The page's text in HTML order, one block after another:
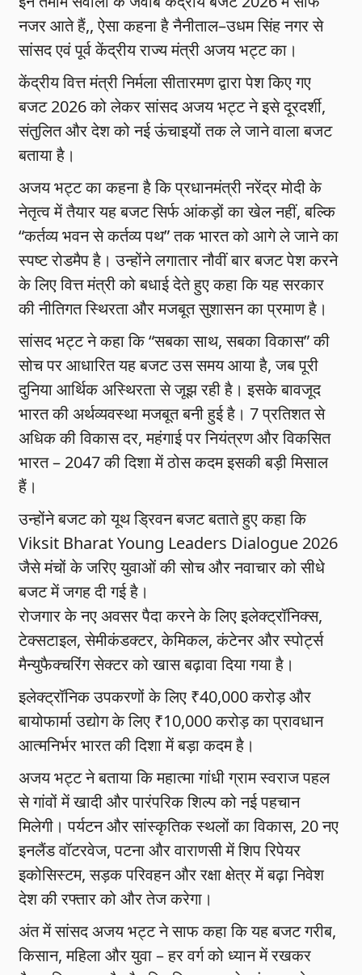
नजर आते हैं,, ऐसा कहना है नैनीताल–उधम सिंह नगर से
सांसद एवं पूर्व केंद्रीय राज्य मंत्री अजय भट्ट का।
केंद्रीय वित्त मंत्री निर्मला सीतारमण द्वारा पेश किए गए
बजट 2026 को लेकर सांसद अजय भट्ट ने इसे दूरदर्शी,
संतुलित और देश को नई ऊंचाइयों तक ले जाने वाला बजट
बताया है।
अजय भट्ट का कहना है कि प्रधानमंत्री नरेंद्र मोदी के
नेतृत्व में तैयार यह बजट सिर्फ आंकड़ों का खेल नहीं, बल्कि
“कर्तव्य भवन से कर्तव्य पथ” तक भारत को आगे ले जाने का
स्पष्ट रोडमैप है। उन्होंने लगातार नौवीं बार बजट पेश करने
के लिए वित्त मंत्री को बधाई देते हुए कहा कि यह सरकार
की नीतिगत स्थिरता और मजबूत सुशासन का प्रमाण है।
सांसद भट्ट ने कहा कि “सबका साथ, सबका विकास” की
सोच पर आधारित यह बजट उस समय आया है, जब पूरी
दुनिया आर्थिक अस्थिरता से जूझ रही है। इसके बावजूद
भारत की अर्थव्यवस्था मजबूत बनी हुई है। 7 प्रतिशत से
अधिक की विकास दर, महंगाई पर नियंत्रण और विकसित
भारत – 2047 की दिशा में ठोस कदम इसकी बड़ी मिसाल
हैं।
उन्होंने बजट को यूथ ड्रिवन बजट बताते हुए कहा कि
Viksit Bharat Young Leaders Dialogue 2026
जैसे मंचों के जरिए युवाओं की सोच और नवाचार को सीधे
बजट में जगह दी गई है।
रोजगार के नए अवसर पैदा करने के लिए इलेक्ट्रॉनिक्स,
टेक्सटाइल, सेमीकंडक्टर, केमिकल, कंटेनर और स्पोर्ट्स
मैन्युफैक्चरिंग सेक्टर को खास बढ़ावा दिया गया है।
इलेक्ट्रॉनिक उपकरणों के लिए ₹40,000 करोड़ और
बायोफार्मा उद्योग के लिए ₹10,000 करोड़ का प्रावधान
आत्मनिर्भर भारत की दिशा में बड़ा कदम है।
अजय भट्ट ने बताया कि महात्मा गांधी ग्राम स्वराज पहल
से गांवों में खादी और पारंपरिक शिल्प को नई पहचान
मिलेगी। पर्यटन और सांस्कृतिक स्थलों का विकास, 20 नए
इनलैंड वॉटरवेज, पटना और वाराणसी में शिप रिपेयर
इकोसिस्टम, सड़क परिवहन और रक्षा क्षेत्र में बढ़ा निवेश
देश की रफ्तार को और तेज करेगा।
अंत में सांसद अजय भट्ट ने साफ कहा कि यह बजट गरीब,
किसान, महिला और युवा – हर वर्ग को ध्यान में रखकर